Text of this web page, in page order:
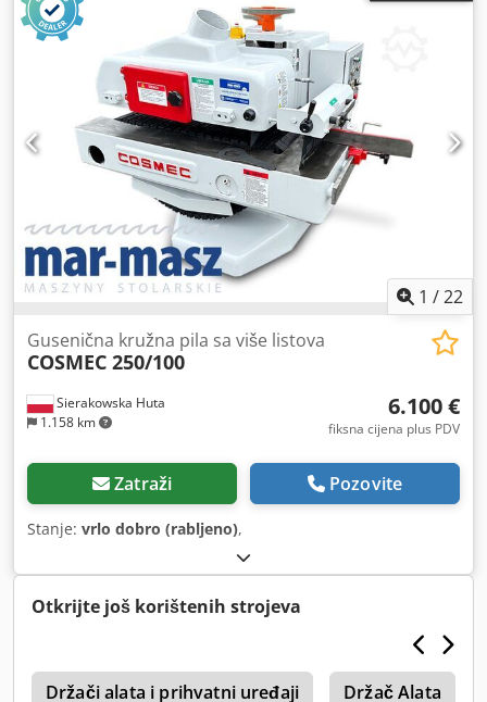
1 /22
Sierakowska Huta
1.158 km
Gusenična kružna pila sa više listova
COSMEC 250/100
6.100 €
fiksna cijena plus PDV
Zatraži Pozovite
Stanje: vrlo dobro (rabljeno),
Otkrijte još korištenih strojeva
Držači alata i prihvatni uređaji Držač Alata